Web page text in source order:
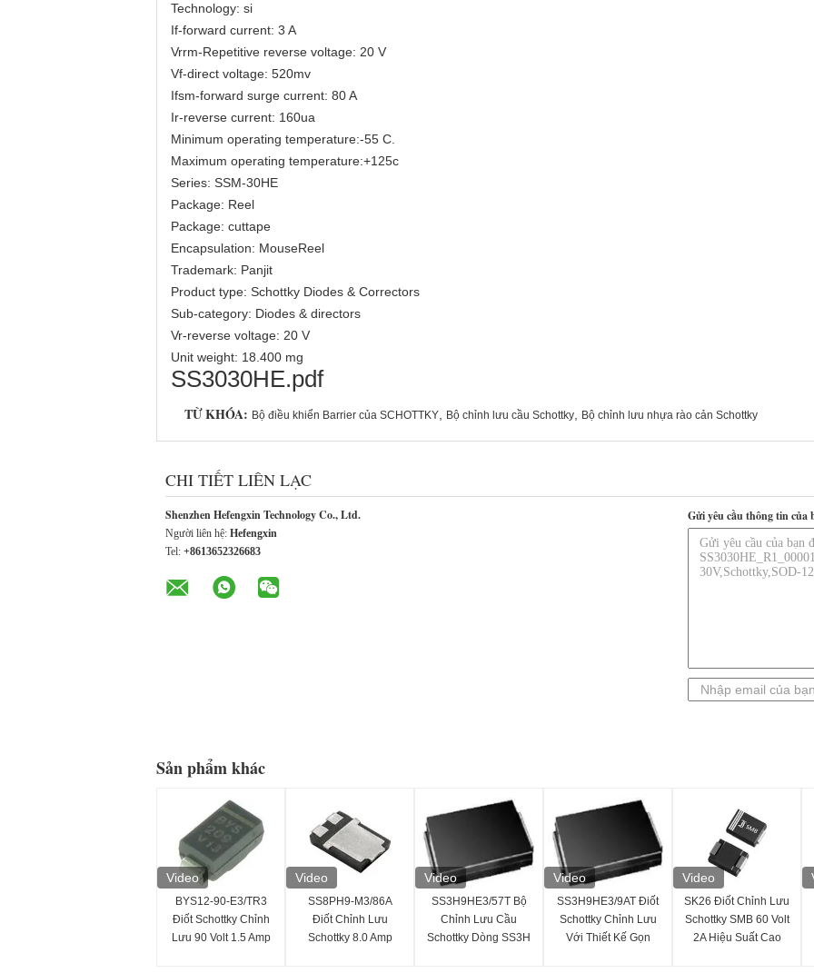
Technology: si
If-forward current: 3 A
Vrrm-Repetitive reverse voltage: 20 V
Vf-direct voltage: 520mv
Ifsm-forward surge current: 80 A
Ir-reverse current: 160ua
Minimum operating temperature:-55 C.
Maximum operating temperature:+125c
Series: SSM-30HE
Package: Reel
Package: cuttape
Encapsulation: MouseReel
Trademark: Panjit
Product type: Schottky Diodes & Correctors
Sub-category: Diodes & directors
Vr-reverse voltage: 20 V
Unit weight: 18.400 mg
SS3030HE.pdf
TỪ KHÓA: Bộ điều khiển Barrier của SCHOTTKY Bộ chỉnh lưu cầu Schottky Bộ chỉnh lưu nhựa rào cản Schottky
CHI TIẾT LIÊN LẠC
Shenzhen Hefengxin Technology Co., Ltd.
Người liên hệ: Hefengxin
Tel: +8613652326683
Gửi yêu cầu thông tin của
Sản phẩm khác
Video
BYS12-90-E3/TR3
Điốt Schottky Chỉnh
Lưu 90 Volt 1.5 Amp
Video
SS8PH9-M3/86A
Điốt Chỉnh Lưu
Schottky 8.0 Amp
Video
SS3H9HE3/57T Bộ
Chỉnh Lưu Cầu
Schottky Dòng SS3H
Video
SS3H9HE3/9AT Điốt
Schottky Chỉnh Lưu
Với Thiết Kế Gọn
Video
SK26 Điốt Chỉnh Lưu
Schottky SMB 60 Volt
2A Hiệu Suất Cao